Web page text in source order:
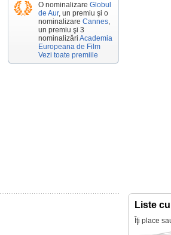
O nominalizare Globul
de Aur, un premiu şi o
nominalizare Cannes,
un premiu şi 3
nominalizări Academia
Europeana de Film
Vezi toate premiile
Liste
Îţi place